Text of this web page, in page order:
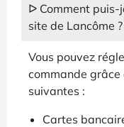
ᐅ Comment puis-
site de Lancôme ?
Vous pouvez
commande
suivantes :
Cartes